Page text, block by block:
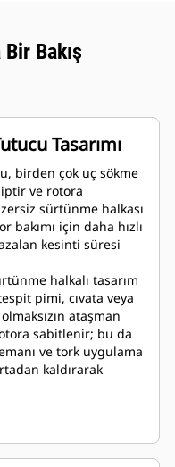
Bakış
Tasarımı
birden çok uç sökme
ve rotora
sürtünme halkası
bakımı için daha hızlı
kesinti süresi
halkalı tasarım
pimi, cıvata veya
ataşman
sabitlenir; bu da
ve tork uygulama
kaldırarak
bileziği, System G
%66 daha